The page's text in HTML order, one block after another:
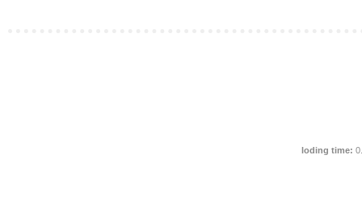
loding time: